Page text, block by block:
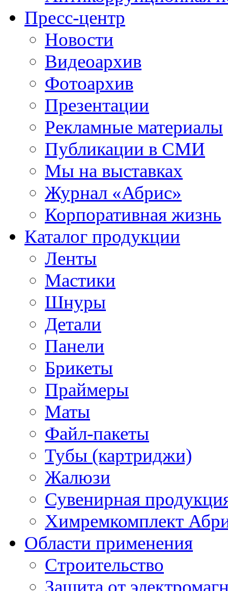
Пресс-центр
Новости
Видеоархив
Фотоархив
Презентации
Рекламные материалы
Публикации в СМИ
Мы на выставках
Журнал «Абрис»
Корпоративная жизнь
Каталог продукции
Ленты
Мастики
Шнуры
Детали
Панели
Брикеты
Праймеры
Маты
Файл-пакеты
Тубы (картриджи)
Жалюзи
Сувенирная
Химремкомплект
Области применения
Строительство
Защита от